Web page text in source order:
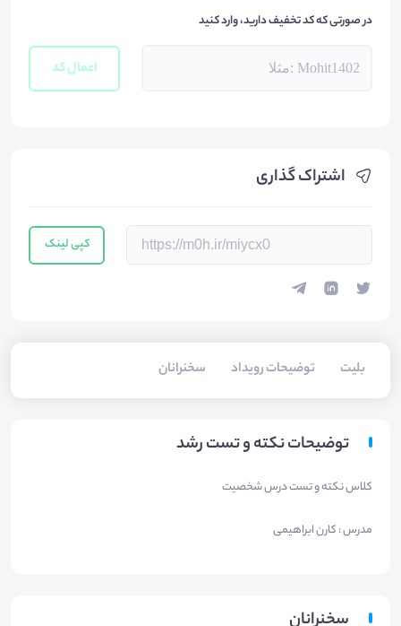
اشتراک گذاری
کپی لینک
بلیت‌ توضیحات رویداد سخنرانان
در صورتی که کد تخفیف دارید، وارد کنید
اعمال کد
توضیحات نکته و تست رشد
کلاس نکته و تست درس شخصیت
مدرس : کارن ابراهیمی